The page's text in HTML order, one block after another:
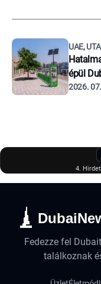
UAE,
épül
2026.
4.
Fedezze fel
találkoznak